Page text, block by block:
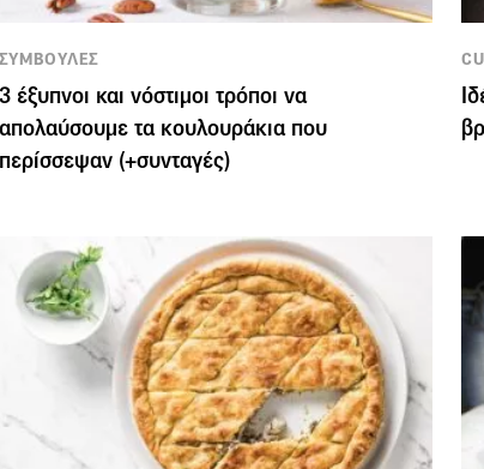
ΣΥΜΒΟΥΛΕΣ
3 έξυπνοι και νόστιμοι τρόποι να
απολαύσουμε τα κουλουράκια που
περίσσεψαν (+συνταγές)